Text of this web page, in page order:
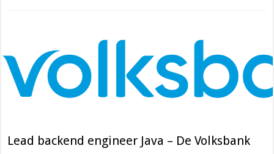
Lead backend engineer Java – De Volksbank